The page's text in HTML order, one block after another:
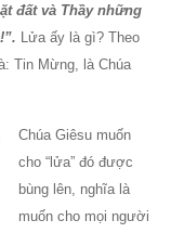
đất và Thầy những
Lửa ấy là gì? Theo
Tin Mừng, là Chúa
Chúa Giêsu muốn
cho “lửa” đó được
bùng lên, nghĩa là
muốn cho mọi người